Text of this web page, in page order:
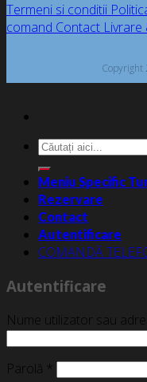
Termeni si conditii
comand Contact
Caută
după:
Meniu Specific
Rezervare
Contact
Autentificare
COMANDĂ
Autentificare
Nume utilizator sau
Parolă *